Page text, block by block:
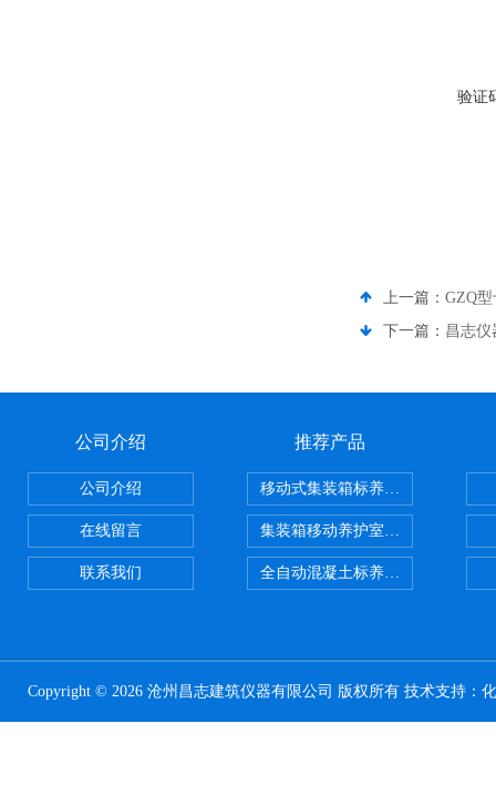
验证
上一篇： GZQ
下一篇： 昌志仪
公司介绍
公司介绍
在线留言
联系我们
推荐产品
移动式集装箱标养室 养护室设备
集装箱移动养护室 标养室
全自动混凝土标养室恒温恒湿设备
Copyright © 2026 沧州昌志建筑仪器有限公司 版权所有 技术支持：